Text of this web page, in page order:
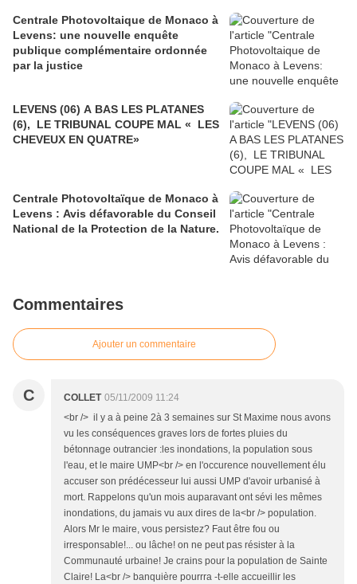
Centrale Photovoltaique de Monaco à
Levens: une nouvelle enquête
publique complémentaire ordonnée
par la justice
LEVENS (06) A BAS LES PLATANES
(6), LE TRIBUNAL COUPE MAL « LES
CHEVEUX EN QUATRE»
Centrale Photovoltaïque de Monaco à
Levens : Avis défavorable du Conseil
National de la Protection de la Nature.
Commentaires
Ajouter un commentaire
C COLLET 05/11/2009 11:24
<br /> il y a à peine 2à 3 semaines sur St Maxime nous avons
vu les conséquences graves lors de fortes pluies du
bétonnage outrancier :les inondations, la population sous
l'eau, et le maire UMP<br /> en l'occurence nouvellement élu
accuser son prédécesseur lui aussi UMP d'avoir urbanisé à
mort. Rappelons qu'un mois auparavant ont sévi les mêmes
inondations, du jamais vu aux dires de la<br /> population.
Alors Mr le maire, vous persistez? Faut être fou ou
irresponsable!... ou lâche! on ne peut pas résister à la
Communauté urbaine! Je crains pour la population de Sainte
Claire! La<br /> banquière pourrra -t-elle accueillir les